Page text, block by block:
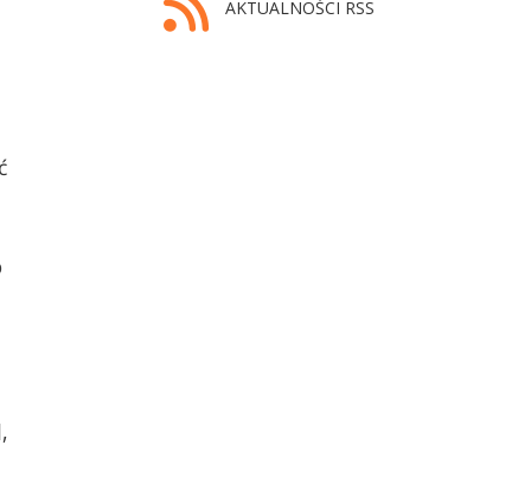
AKTUALNOŚCI RSS